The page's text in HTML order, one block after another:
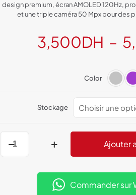
design premium, écran AMOLED 120Hz,
et une triple caméra 50 Mpx pour des
3,500DH –
Color
Stockage
Ajouter
Commander sur